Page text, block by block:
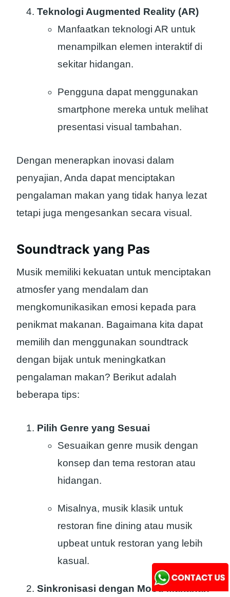
Teknologi Augmented Reality (AR)
Manfaatkan teknologi AR untuk
menampilkan elemen interaktif di
sekitar hidangan.
Pengguna dapat menggunakan
smartphone mereka untuk melihat
presentasi visual tambahan.
Dengan menerapkan inovasi dalam
penyajian, Anda dapat menciptakan
pengalaman makan yang tidak hanya lezat
tetapi juga mengesankan secara visual.
Soundtrack yang Pas
Musik memiliki kekuatan untuk menciptakan
atmosfer yang mendalam dan
mengkomunikasikan emosi kepada para
penikmat makanan. Bagaimana kita dapat
memilih dan menggunakan soundtrack
dengan bijak untuk meningkatkan
pengalaman makan? Berikut adalah
beberapa tips:
Pilih Genre yang Sesuai
Sesuaikan genre musik dengan
konsep dan tema restoran atau
hidangan.
Misalnya, musik klasik untuk
restoran fine dining atau musik
upbeat untuk restoran yang lebih
kasual.
Sinkronisasi dengan Mood Makanan